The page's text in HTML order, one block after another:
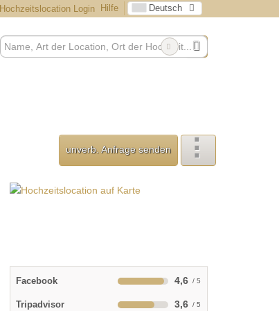
Hochzeitslocation Login Hilfe Deutsch
unverb. Anfrage senden
Facebook 4,6
Tripadvisor 3,6